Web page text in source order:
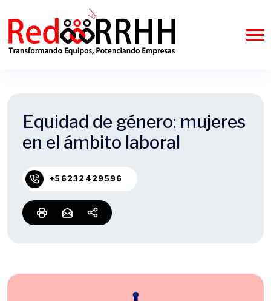
Equidad de género: mujeres
en el ámbito laboral
+56232429596